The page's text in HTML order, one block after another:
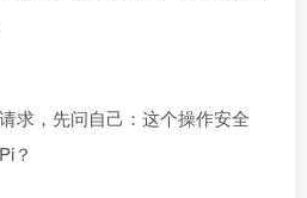
求，先问自己：这个操作安全
？